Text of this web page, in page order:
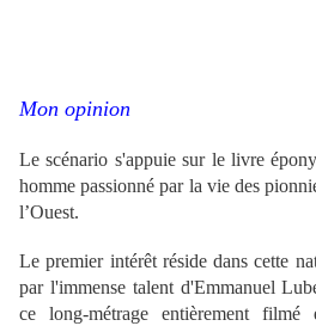
Mon opinion
Le scénario s'appuie sur le livre
homme passionné par la vie des
l’Ouest.
Le premier intérêt réside dans cette
par l'immense talent d'Emmanuel
ce long-métrage entièrement